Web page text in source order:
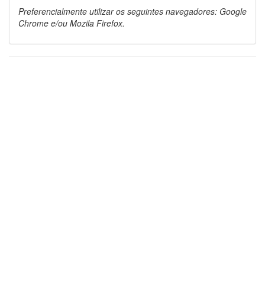
Preferencialmente utilizar os seguintes navegadores: Google
Chrome e/ou Mozila Firefox.